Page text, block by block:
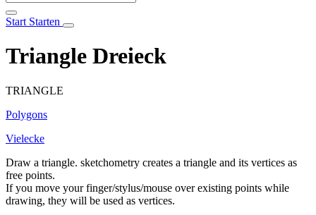
Start Starten
Triangle Dreieck
TRIANGLE
Polygons
Vielecke
Draw a triangle. sketchometry creates a triangle and its vertices as
free points.
If you move your finger/stylus/mouse over existing points while
drawing, they will be used as vertices.